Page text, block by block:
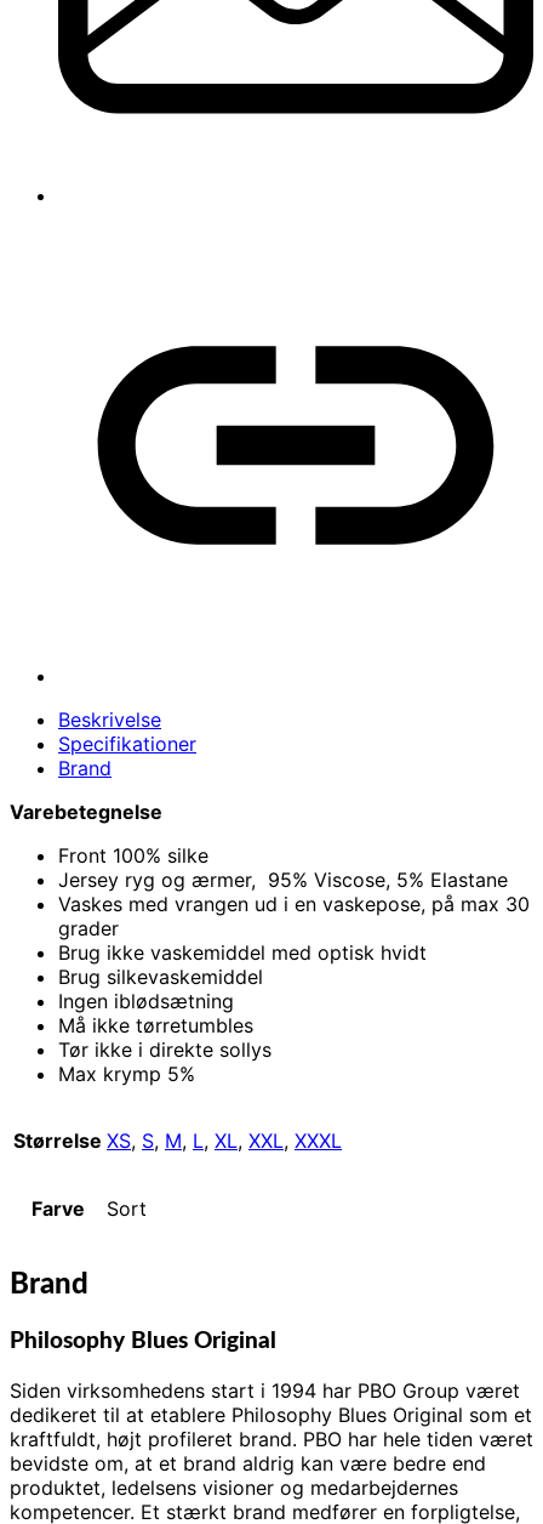
Beskrivelse
Specifikationer
Brand
Varebetegnelse
Front 100% silke
Jersey ryg og ærmer, 95% Viscose, 5% Elastane
Vaskes med vrangen ud i en vaskepose, på max 30
grader
Brug ikke vaskemiddel med optisk hvidt
Brug silkevaskemiddel
Ingen iblødsætning
Må ikke tørretumbles
Tør ikke i direkte sollys
Max krymp 5%
Størrelse XS, S, M, L, XL, XXL, XXXL
Farve Sort
Brand
Philosophy Blues Original
Siden virksomhedens start i 1994 har PBO Group været
dedikeret til at etablere Philosophy Blues Original som et
kraftfuldt, højt profileret brand. PBO har hele tiden været
bevidste om, at et brand aldrig kan være bedre end
produktet, ledelsens visioner og medarbejdernes
kompetencer. Et stærkt brand medfører en forpligtelse,